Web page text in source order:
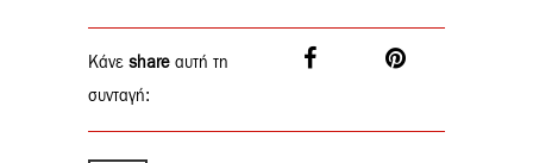
Κάνε share αυτή τη
συνταγή: